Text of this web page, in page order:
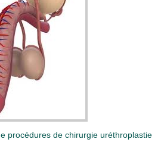
procédures de chirurgie uréthroplastie